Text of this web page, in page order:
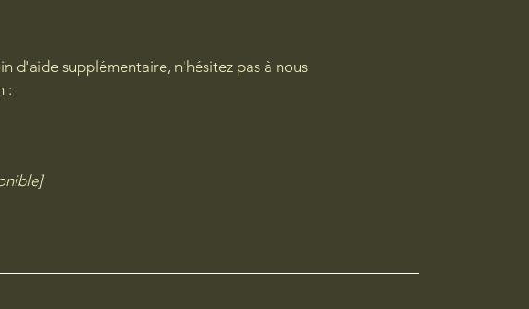
d'aide supplémentaire, n'hésitez pas à nous
: